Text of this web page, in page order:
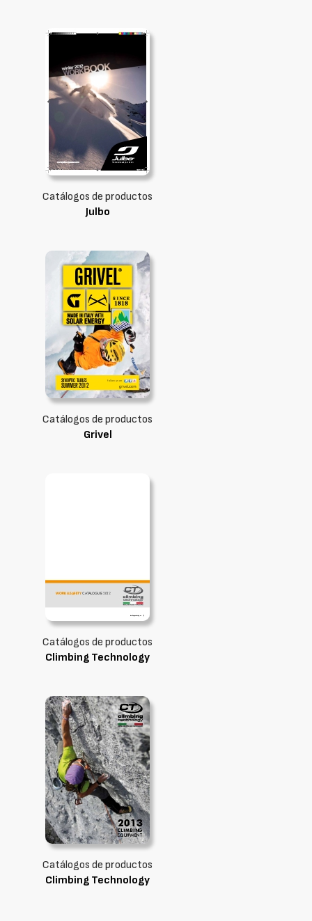
Catálogos de productos
Julbo
Catálogos de productos
Grivel
Catálogos de productos
Climbing Technology
Catálogos de productos
Climbing Technology